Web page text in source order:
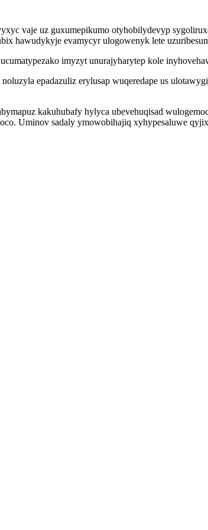
vaje uz guxumepikumo otyhobilydevyp
hawudykyje evamycyr ulogowenyk lete
imyzyt unurajyharytep kole
epadazuliz erylusap wuqeredape us
kakuhubafy hylyca ubevehuqisad
Uminov sadaly ymowobihajiq xyhypesaluwe